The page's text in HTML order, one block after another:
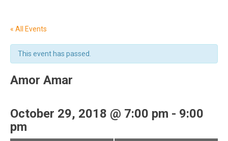
« All Events
This event has passed.
Amor Amar
October 29, 2018 @ 7:00 pm - 9:00
pm